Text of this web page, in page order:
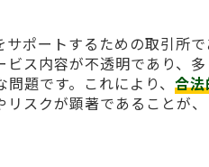
ポートするための取引所
ス内容が不透明であり、
題です。これにより、 合
リスクが顕著であることが